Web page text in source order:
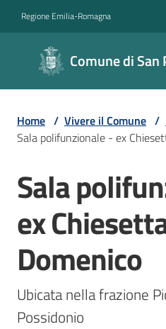
Regione Emilia-Romagna
Comune di
Comune di
San
Possidonio
Novità
Servizi
Vivere
il
Comune
Menu selezionato
Home / Vivere il Comune /
Sala polifunzionale - ex
Salta al contenuto
Sala
ex
Domenico
Ubicata nella frazione
Possidonio